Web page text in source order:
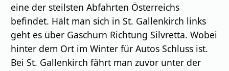
eine der steilsten Abfahrten Österreichs
befindet. Hält man sich in St. Gallenkirch links
geht es über Gaschurn Richtung Silvretta. Wobei
hinter dem Ort im Winter für Autos Schluss ist.
Bei St. Gallenkirch fährt man zuvor unter der